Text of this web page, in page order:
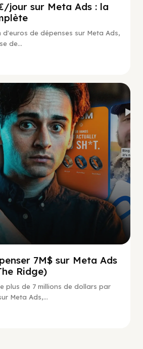
jour sur Meta Ads : la
d'euros de dépenses sur Meta Ads,
de...
Social Scaling
7M$ sur Meta Ads
Ridge)
plus de 7 millions de dollars par
Meta Ads,...